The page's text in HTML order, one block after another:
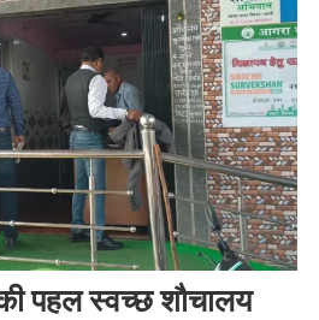
पहल स्वच्छ शौचालय